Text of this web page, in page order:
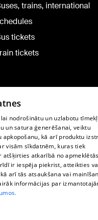
trains, international
tickets
tickets
nodrošinātu un uzlabotu
un satura ģenerēšanai, veiktu
kā arī produktu
visām sīkdatnēm, kuras tiek
atšķirties atkarībā no
ir iespēja piekrist, atteikties
arī tās atsaukšana vai
informācijas par